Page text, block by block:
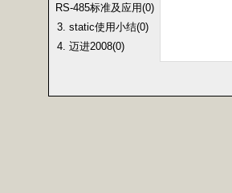
RS-485标准及应用(0)
3. static使用小结(0)
4. 迈进2008(0)